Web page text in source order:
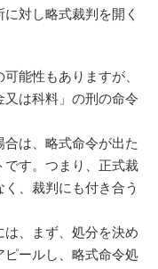
対し略式裁判を開く
能性もありますが、
は科料」の刑の命令
は、略式命令が出た
す。つまり、正式裁
、裁判にも付き合う
、まず、処分を決め
ールし、略式命令処